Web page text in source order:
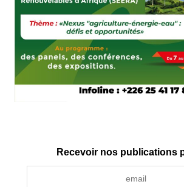
Recevoir nos publications